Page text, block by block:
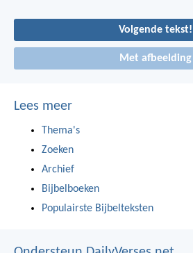
Volgende tekst!
Met afbeelding
Lees meer
Thema's
Zoeken
Archief
Bijbelboeken
Populairste Bijbelteksten